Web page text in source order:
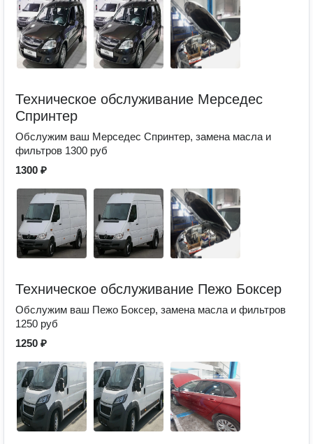
Техническое обслуживание Мерседес
Спринтер
Обслужим ваш Мерседес Спринтер, замена масла и
фильтров 1300 руб
1300 ₽
Техническое обслуживание Пежо Боксер
Обслужим ваш Пежо Боксер, замена масла и фильтров
1250 руб
1250 ₽